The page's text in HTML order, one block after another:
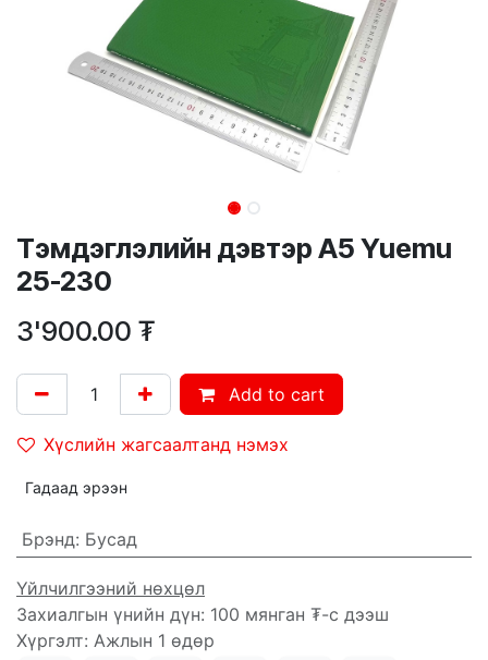
Тэмдэглэлийн дэвтэр A5 Yuemu
25-230
3'900.00 ₮
Add to cart
Хүслийн жагсаалтанд нэмэх
Гадаад эрээн
Брэнд: Бусад
Үйлчилгээний нөхцөл
Захиалгын үнийн дүн: 100 мянган ₮-с дээш
Хүргэлт: Ажлын 1 өдөр